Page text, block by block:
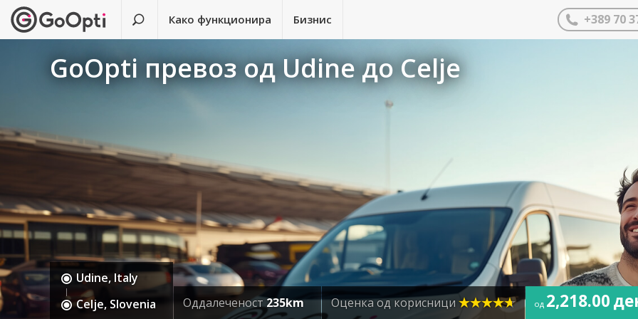
Како функционира Бизнис +389 70
GoOpti превоз од Udine до Celje
Udine, Italy
Celje, Slovenia
Оддалеченост 235km Оценка од корисници од 2,218.00